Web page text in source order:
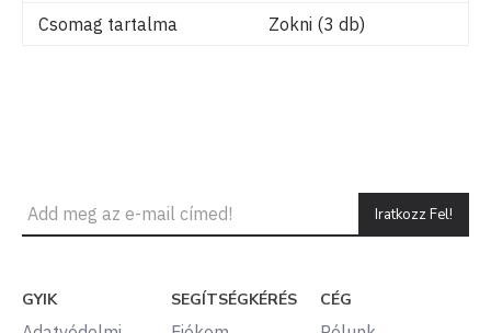
Csomag tartalma
Zokni (3 db)
Iratkozz Fel!
GYIK SEGÍTSÉGKÉRÉS CÉG